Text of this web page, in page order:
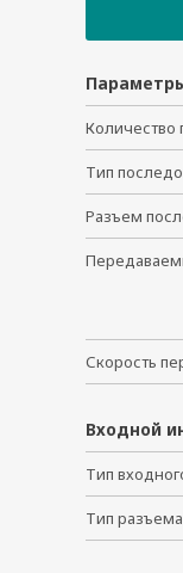
Количество
Тип
Разъем
Скорость
Входной
Тип
Тип разъема